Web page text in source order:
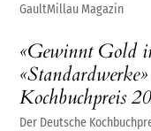
GaultMillau Magazin
«Gewinnt Gold
Kochbuchpreis
Der Deutsche